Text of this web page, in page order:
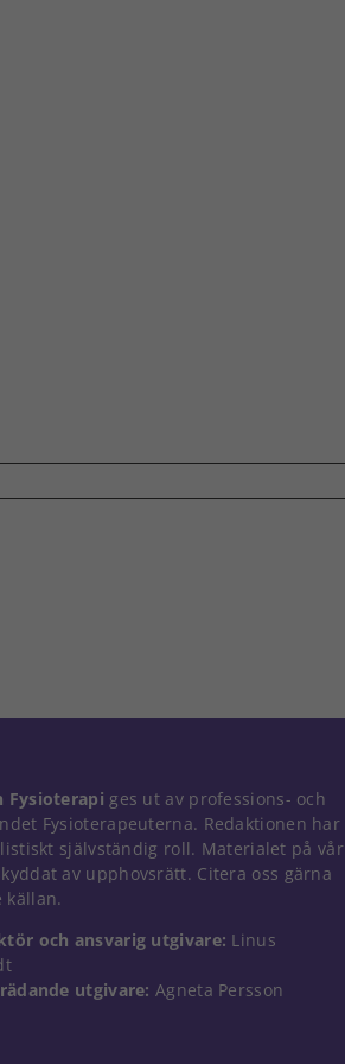
Fysioterapi ges ut av professions- och
Fysioterapeuterna. Redaktionen har
självständig roll. Materialet på vår
av upphovsrätt. Citera oss gärna
källan.
och ansvarig utgivare: Linus
utgivare: Agneta Persson
Nödvändiga
Dessa kakor
går inte att
välja bort. De
behövs för
taget ska